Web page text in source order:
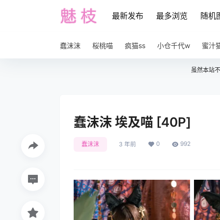
最新发布 最多浏览 随机
蠢沫沫 桜桃喵 疯猫ss 小仓千代w 蜜汁
虽然本站
蠢沫沫 埃及喵 [40P]
蠢沫沫 3 年前 0 992